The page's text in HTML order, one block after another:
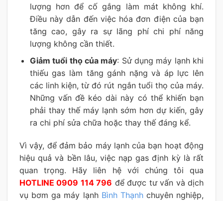
lượng hơn để cố gắng làm mát không khí.
Điều này dẫn đến việc hóa đơn điện của bạn
tăng cao, gây ra sự lãng phí chi phí năng
lượng không cần thiết.
Giảm tuổi thọ của máy: Sử dụng máy lạnh khi
thiếu gas làm tăng gánh nặng và áp lực lên
các linh kiện, từ đó rút ngắn tuổi thọ của máy.
Những vấn đề kéo dài này có thể khiến bạn
phải thay thế máy lạnh sớm hơn dự kiến, gây
ra chi phí sửa chữa hoặc thay thế đáng kể.
Vì vậy, để đảm bảo máy lạnh của bạn hoạt động
hiệu quả và bền lâu, việc nạp gas định kỳ là rất
quan trọng. Hãy liên hệ với chúng tôi qua
HOTLINE 0909 114 796 để được tư vấn và dịch
vụ bơm ga máy lạnh Bình Thạnhchuyên nghiệp,